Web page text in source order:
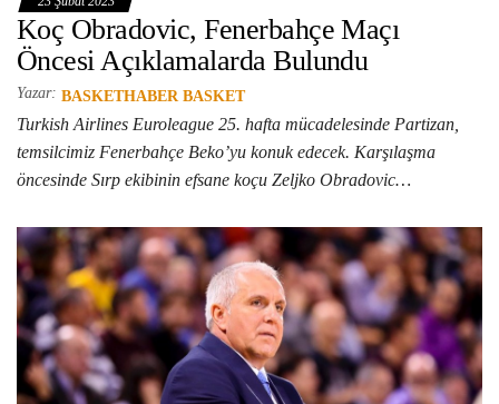
Koç Obradovic, Fenerbahçe Maçı
Öncesi Açıklamalarda Bulundu
Yazar: BASKETHABER BASKET
Turkish Airlines Euroleague 25. hafta mücadelesinde Partizan,
temsilcimiz Fenerbahçe Beko’yu konuk edecek. Karşılaşma
öncesinde Sırp ekibinin efsane koçu Zeljko Obradovic…